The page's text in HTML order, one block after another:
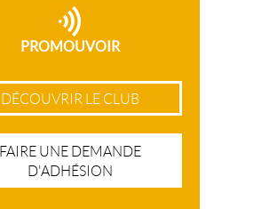
PROMOUVOIR
DÉCOUVRIR LE CLUB
FAIRE UNE DEMANDE
D'ADHÉSION